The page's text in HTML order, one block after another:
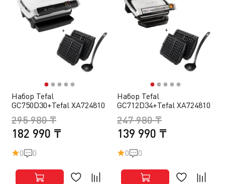
●● ● ● ●
Набор Tefal
GC750D30+Tefal XA724810
182 990 ₸
295 980 ₸
0 0
●● ● ● ●
Набор Tefal
GC712D34+Tefal XA724810
139 990 ₸
247 980 ₸
0 0